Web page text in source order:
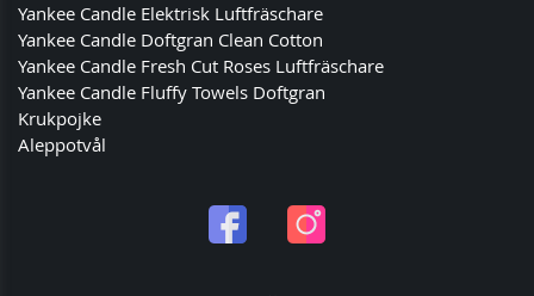
Yankee Candle Elektrisk Luftfräschare
Yankee Candle Doftgran Clean Cotton
Yankee Candle Fresh Cut Roses Luftfräschare
Yankee Candle Fluffy Towels Doftgran
Krukpojke
Aleppotvål